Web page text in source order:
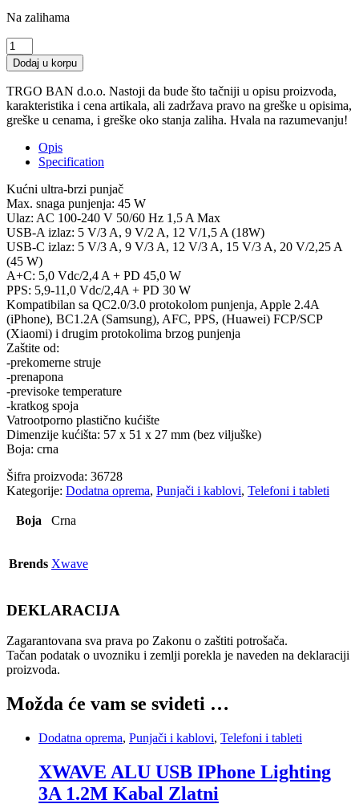
Na zalihama
XWAVE
GaN45-
AC
USB-
A
+
USB-
45W
Crni
quantity
Dodaj u korpu
TRGO BAN d.o.o. Nastoji da bude što tačniji u opisu proizvoda,
karakteristika i cena artikala, ali zadržava pravo na greške u opisima,
greške u cenama, i greške oko stanja zaliha. Hvala na razumevanju!
Opis
Specification
Kućni ultra-brzi punjač
Max. snaga punjenja: 45 W
Ulaz: AC 100-240 V 50/60 Hz 1,5 A Max
USB-A izlaz: 5 V/3 A, 9 V/2 A, 12 V/1,5 A (18W)
USB-C izlaz: 5 V/3 A, 9 V/3 A, 12 V/3 A, 15 V/3 A, 20 V/2,25 A
(45 W)
A+C: 5,0 Vdc/2,4 A + PD 45,0 W
PPS: 5,9-11,0 Vdc/2,4A + PD 30 W
Kompatibilan sa QC2.0/3.0 protokolom punjenja, Apple 2.4A
(iPhone), BC1.2A (Samsung), AFC, PPS, (Huawei) FCP/SCP
(Xiaomi) i drugim protokolima brzog punjenja
Zaštite od:
-prekomerne struje
-prenapona
-previsoke temperature
-kratkog spoja
Vatrootporno plastično kućište
Dimenzije kućišta: 57 x 51 x 27 mm (bez viljuške)
Boja: crna
Šifra proizvoda: 36728
Kategorije: Dodatna oprema, Punjači i kablovi, Telefoni i tableti
Boja Crna
Brends Xwave
DEKLARACIJA
Zagarantovana sva prava po Zakonu o zaštiti potrošača.
Tačan podatak o uvozniku i zemlji porekla je naveden na deklaraciji
proizvoda.
Možda će vam se svideti …
Dodatna oprema, Punjači i kablovi, Telefoni i tableti
XWAVE ALU USB IPhone Lighting
3A 1.2M Kabal Zlatni